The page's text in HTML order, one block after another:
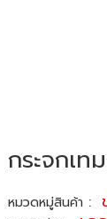
กระจกเท
หมวดหมู่สินค้า :